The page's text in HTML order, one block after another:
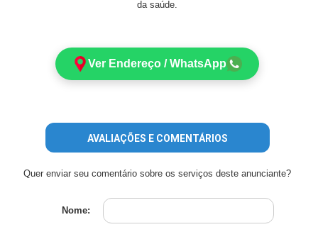
da saúde.
Ver Endereço / WhatsApp
AVALIAÇÕES E COMENTÁRIOS
Quer enviar seu comentário sobre os serviços deste anunciante?
Nome: